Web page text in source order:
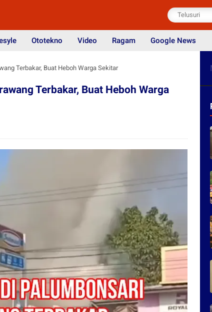
Ototekno Video Ragam Google News
Terbakar, Buat Heboh Warga Sekitar
Terbakar, Buat Heboh Warga